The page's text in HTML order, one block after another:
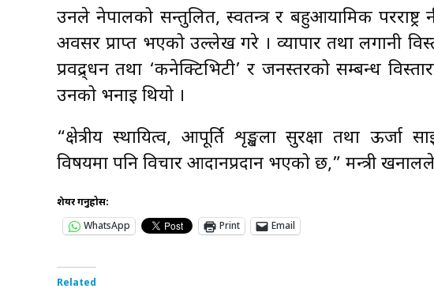
उनले नेपालको सन्तुलित, स्वतन्त्र र बहुआयामिक
अवसर प्राप्त भएको उल्लेख गरे । व्यापार तथा लगानी
प्रवद्र्धन तथा ‘कनेक्टिभिटी’ र जनस्तरको सम्बन्ध
उनको भनाइ थियो ।
“क्षेत्रीय स्थायित्व, आपूर्ति शृङ्खला सुरक्षा तथा ऊर्जा
विषयमा पनि विचार आदानप्रदान भएको छ,” मन्त्री
शेयर गर्नुहोस:
WhatsApp
Print Email
Related